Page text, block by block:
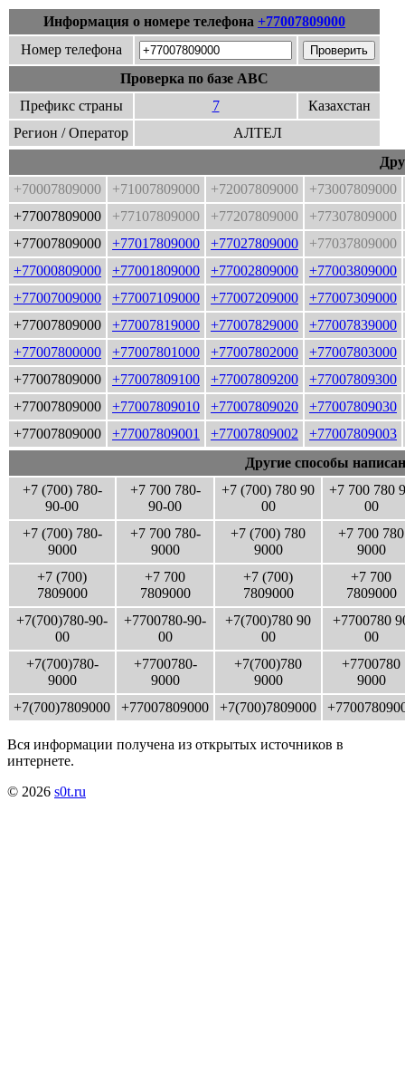
Информация о номере телефона +77007809000
Номер телефона
Проверка по базе ABC
Префикс страны
7
Казахстан
Регион / Оператор
АЛТЕЛ
+70007809000
+71007809000 +72007809000
+73007809000
+77007809000
+77107809000 +77207809000
+77307809000
+77007809000
+77017809000 +77027809000
+77037809000
+77000809000
+77001809000 +77002809000
+77003809000
+77007009000
+77007109000 +77007209000
+77007309000
+77007809000
+77007819000 +77007829000
+77007839000
+77007800000
+77007801000 +77007802000
+77007803000
+77007809000
+77007809100 +77007809200
+77007809300
+77007809000
+77007809010 +77007809020
+77007809030
+77007809000
+77007809001 +77007809002
+77007809003
Другие способы
+7 (700) 780-
90-00
+7 700 780-
90-00
+7 (700) 780 90
00
+7 700 780
00
+7 (700) 780-
9000
+7 700 780-
9000
+7 (700) 780
9000
+7 700 780
9000
+7 (700)
7809000
+7 700
7809000
+7 (700)
7809000
+7 700
7809000
+7(700)780-90-
00
+7700780-90-
00
+7(700)780 90
00
+7700780
00
+7(700)780-
9000
+7700780-
9000
+7(700)780
9000
+7700780
9000
+7(700)7809000
+77007809000 +7(700)7809000
Вся информации получена из открытых источников в
интернете.
© 2026 s0t.ru